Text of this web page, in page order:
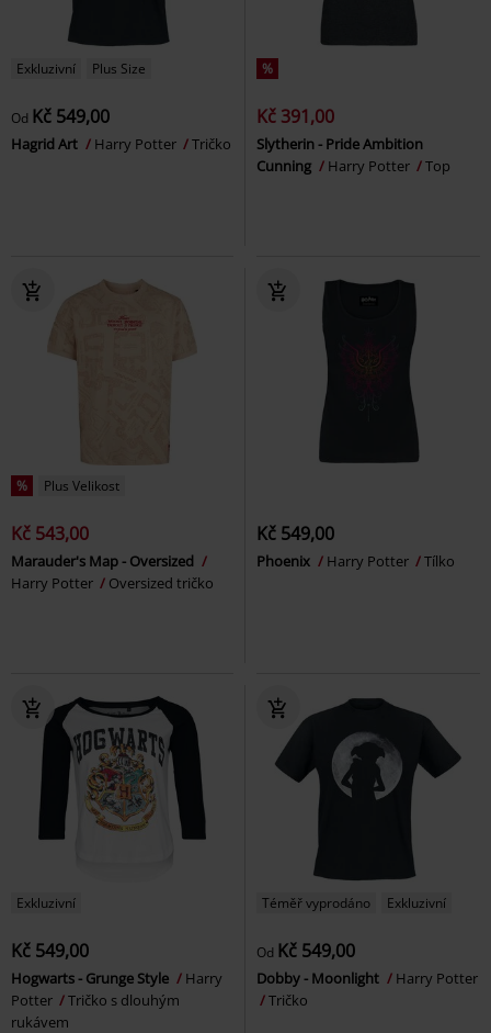
Exkluzivní Plus Size
Od Kč 549,00
Hagrid Art Harry Potter Tričko
%
Kč 391,00
Slytherin - Pride Ambition
Cunning
Harry Potter Top
% Plus Velikost
Kč 543,00
Marauder's Map - Oversized
Harry Potter
Oversized tričko
Kč 549,00
Phoenix Harry Potter Tílko
Exkluzivní
Kč 549,00
Hogwarts - Grunge Style
Harry
Potter
Tričko s dlouhým
rukávem
Téměř vyprodáno Exkluzivní
Od Kč 549,00
Dobby - Moonlight
Harry Potter
Tričko